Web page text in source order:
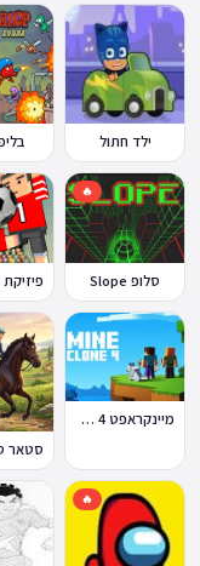
ילד חתול
🔥
סלופ Slope
מיינקראפט 4 קלון
🔥